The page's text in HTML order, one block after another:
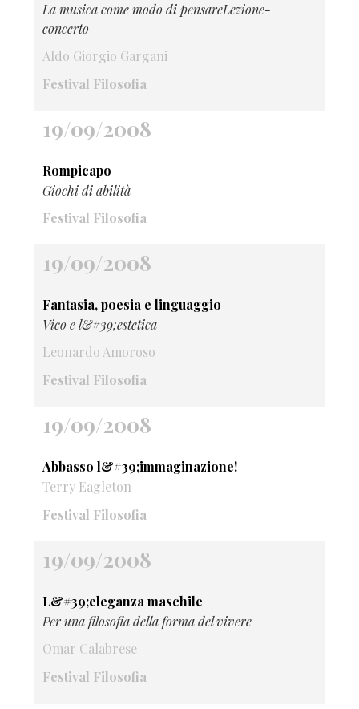
La musica come modo di pensareLezione-
concerto
Aldo Giorgio Gargani
Festival Filosofia
19/09/2008
Rompicapo
Giochi di abilità
Festival Filosofia
19/09/2008
Fantasia, poesia e linguaggio
Vico e l&#39;estetica
Leonardo Amoroso
Festival Filosofia
19/09/2008
Abbasso l&#39;immaginazione!
Terry Eagleton
Festival Filosofia
19/09/2008
L&#39;eleganza maschile
Per una filosofia della forma del vivere
Omar Calabrese
Festival Filosofia